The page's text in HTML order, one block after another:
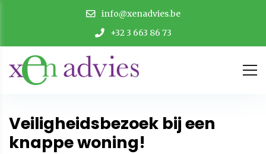
info@xenadvies.be
+32 3 663 86 73
Veiligheidsbezoek bij een
knappe woning!